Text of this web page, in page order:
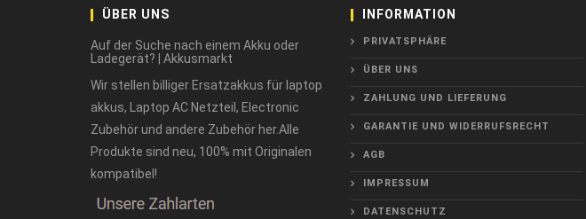
ÜBER UNS
Auf der Suche nach einem Akku oder
Ladegerät? | Akkusmarkt
Wir stellen billiger Ersatzakkus für laptop
akkus, Laptop AC Netzteil, Electronic
Zubehör und andere Zubehör her.Alle
Produkte sind neu, 100% mit Originalen
kompatibel!
INFORMATION
PRIVATSPHÄRE
ÜBER UNS
ZAHLUNG UND LIEFERUNG
GARANTIE UND WIDERRUFSRECHT
AGB
IMPRESSUM
DATENSCHUTZ